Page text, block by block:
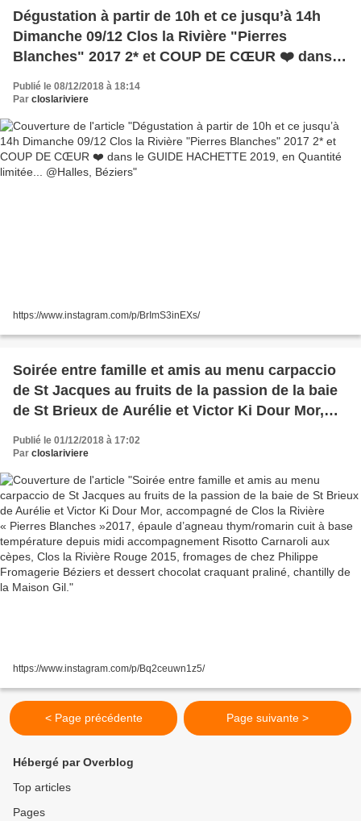
Dégustation à partir de 10h et ce jusqu’à 14h
Dimanche 09/12 Clos la Rivière "Pierres
Blanches" 2017 2* et COUP DE CŒUR ❤️ dans le
GUIDE HACHETTE 2019, en Quantité limitée...
@Halles, Béziers
Publié le 08/12/2018 à 18:14
Par closlariviere
https://www.instagram.com/p/BrImS3inEXs/
Soirée entre famille et amis au menu carpaccio
de St Jacques au fruits de la passion de la baie
de St Brieux de Aurélie et Victor Ki Dour Mor,
Blanches »2017, épaule d’agneau thym/romarin
accompagnement Risotto Carnaroli aux cèpes,
Clos la Rivière Rouge 2015, fromages de chez
Philippe Fromagerie Béziers et dessert chocolat
craquant praliné, chantilly de la Maison Gil.
Publié le 01/12/2018 à 17:02
Par closlariviere
https://www.instagram.com/p/Bq2ceuwn1z5/
< Page précédente Page suivante >
Hébergé par Overblog
Top articles
Pages